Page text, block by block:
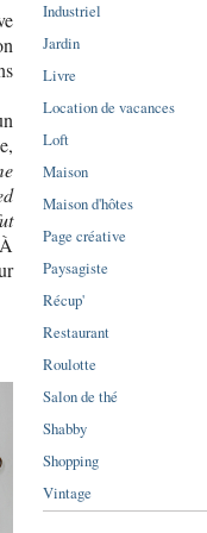
Industriel
Jardin
Livre
Location de vacances
Loft
Maison
Maison d'hôtes
Page créative
Paysagiste
Récup'
Restaurant
Roulotte
Salon de thé
Shabby
Shopping
Vintage